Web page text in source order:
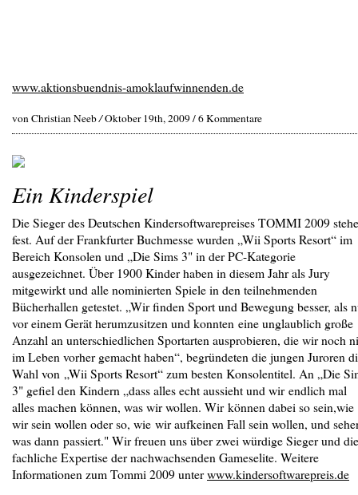
www.aktionsbuendnis-amoklaufwinnenden.de
von Christian Neeb/Oktober 19th, 2009 /6 Kommentare
Ein Kinderspiel
Die Sieger des Deutschen Kindersoftwarepreises TOMMI 2009
fest. Auf der Frankfurter Buchmesse wurden „Wii Sports Resort“ im
Bereich Konsolen und „Die Sims 3" in der PC-Kategorie
ausgezeichnet. Über 1900 Kinder haben in diesem Jahr als Jury
mitgewirkt und alle nominierten Spiele in den teilnehmenden
Bücherhallen getestet. „Wir finden Sport und Bewegung besser, als
vor einem Gerät herumzusitzen und konnten eine unglaublich große
Anzahl an unterschiedlichen Sportarten ausprobieren, die wir noch
im Leben vorher gemacht haben“, begründeten die jungen Juroren
Wahl von „Wii Sports Resort“ zum besten Konsolentitel. An „Die
3" gefiel den Kindern „dass alles echt aussieht und wir endlich mal
alles machen können, was wir wollen. Wir können dabei so sein,wie
wir sein wollen oder so, wie wir aufkeinen Fall sein wollen, und
was dann passiert." Wir freuen uns über zwei würdige Sieger und die
fachliche Expertise der nachwachsenden Gameselite. Weitere
Informationen zum Tommi 2009 unterwww.kindersoftwarepreis.de